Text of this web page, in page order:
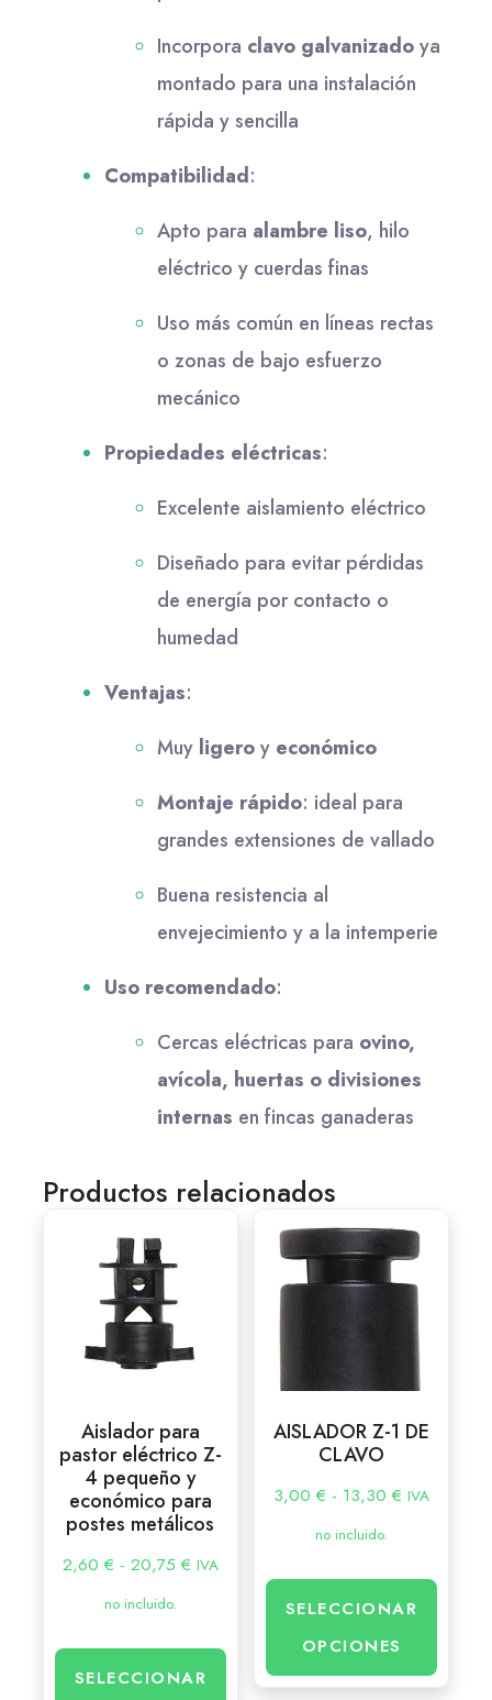
Incorpora clavo galvanizadoya
montado para una instalación
rápida y sencilla
Compatibilidad:
Apto para alambre liso, hilo
eléctrico y cuerdas finas
Uso más común en líneas rectas
o zonas de bajo esfuerzo
mecánico
Propiedades eléctricas:
Excelente aislamiento eléctrico
Diseñado para evitar pérdidas
de energía por contacto o
humedad
Ventajas:
Muy ligeroy económico
Montaje rápido: ideal para
grandes extensiones de vallado
Buena resistencia al
envejecimiento y a la intemperie
Uso recomendado:
Cercas eléctricas para ovino,
avícola, huertas o divisiones
internas en fincas ganaderas
Productos relacionados
Aislador para
pastor eléctrico Z-
4 pequeño y
económico para
postes metálicos
2,60 € - 20,75 € IVA
no incluido.
SELECCIONAR
AISLADOR Z-1 DE
CLAVO
3,00€ - 13,30€ IVA
no incluido.
SELECCIONAR
OPCIONES